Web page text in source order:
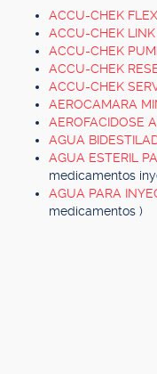
ACCU-CHEK
ACCU-CHEK
ACCU-CHEK
ACCU-CHEK
ACCU-CHEK
AEROCAMARA
AEROFACIDOSE
AGUA
AGUA ESTERIL
medicamentos
AGUA PARA
medicamentos )